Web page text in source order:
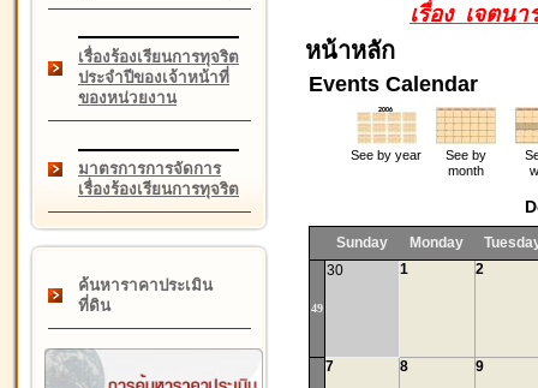
เรื่องร้องเรียนการทุจริต
ประจำปีของเจ้าหน้าที่
ของหน่วยงาน
มาตรการการจัดการ
เรื่องร้องเรียนการทุจริต
ค้นหาราคาประเมิน
ที่ดิน
เรื่อง เจตน
หน้าหลัก
Events Calendar
See by year
See by
month
Sunday Monday
49
30 1 2
7 8 9